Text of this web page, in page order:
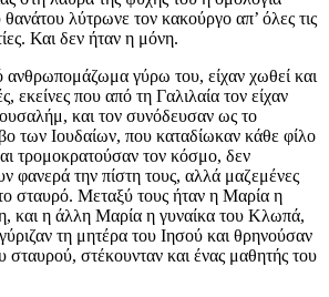
λύτρωνε τον κακούργο απ’ όλες τις
Και δεν ήταν η μόνη.
γύρω του, είχαν χωθεί και
εκείνες που από τη Γαλιλαία τον είχαν
και τον συνόδευσαν ως το
των Ιουδαίων, που καταδίωκαν κάθε φίλο
τρομοκρατούσαν τον κόσμο, δεν
φανερά την πίστη τους, αλλά μαζεμένες
σταυρό. Μεταξύ τους ήταν η Μαρία η
και η άλλη Μαρία η γυναίκα του Κλωπά,
τη μητέρα του Ιησού και θρηνούσαν
σταυρού, στέκουνταν και ένας μαθητής του